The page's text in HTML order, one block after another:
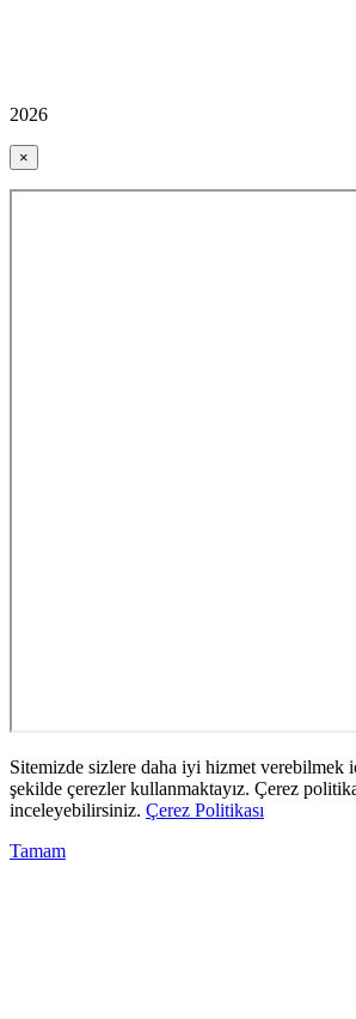
2026
×
Sitemizde sizlere daha iyi hizmet verebilmek
şekilde çerezler kullanmaktayız. Çerez
inceleyebilirsiniz. Çerez Politikası
Tamam